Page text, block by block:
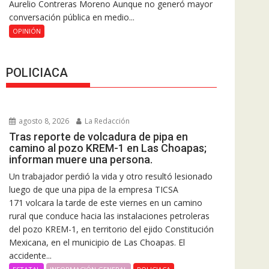
Aurelio Contreras Moreno Aunque no generó mayor
conversación pública en medio...
OPINIÓN
POLICIACA
agosto 8, 2026 La Redacción
Tras reporte de volcadura de pipa en
camino al pozo KREM-1 en Las Choapas;
informan muere una persona.
Un trabajador perdió la vida y otro resultó lesionado
luego de que una pipa de la empresa TICSA
171 volcara la tarde de este viernes en un camino
rural que conduce hacia las instalaciones petroleras
del pozo KREM-1, en territorio del ejido Constitución
Mexicana, en el municipio de Las Choapas. El
accidente...